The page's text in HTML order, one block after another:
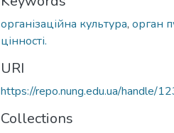
організаційна культура, орган
цінності.
URI
https://repo.nung.edu.ua/handle/
Collections